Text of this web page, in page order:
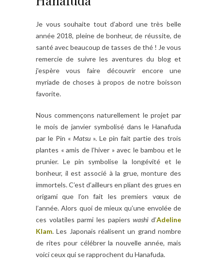
Je vous souhaite tout d’abord une très belle
année 2018, pleine de bonheur, de réussite, de
santé avec beaucoup de tasses de thé ! Je vous
remercie de suivre les aventures du blog et
j’espère vous faire découvrir encore une
myriade de choses à propos de notre boisson
favorite.
Nous commençons naturellement le projet par
le mois de janvier symbolisé dans le Hanafuda
par le Pin « Matsu ». Le pin fait partie des trois
plantes « amis de l’hiver » avec le bambou et le
prunier. Le pin symbolise la longévité et le
bonheur, il est associé à la grue, monture des
immortels. C’est d’ailleurs en pliant des grues en
origami que l’on fait les premiers vœux de
l’année. Alors quoi de mieux qu’une envolée de
ces volatiles parmi les papierswashi d’Adeline
Klam. Les Japonais réalisent un grand nombre
de rites pour célébrer la nouvelle année, mais
voici ceux qui se rapprochent du Hanafuda.